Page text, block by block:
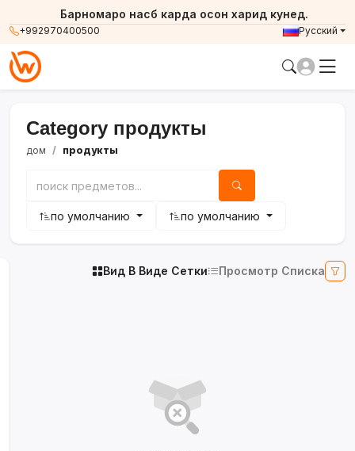
+992970400500
Барномаро насб карда осон харид кунед.
Русский
Category продукты
дом продукты
по умолчанию по умолчанию
Вид В Виде Сетки Просмотр Списка